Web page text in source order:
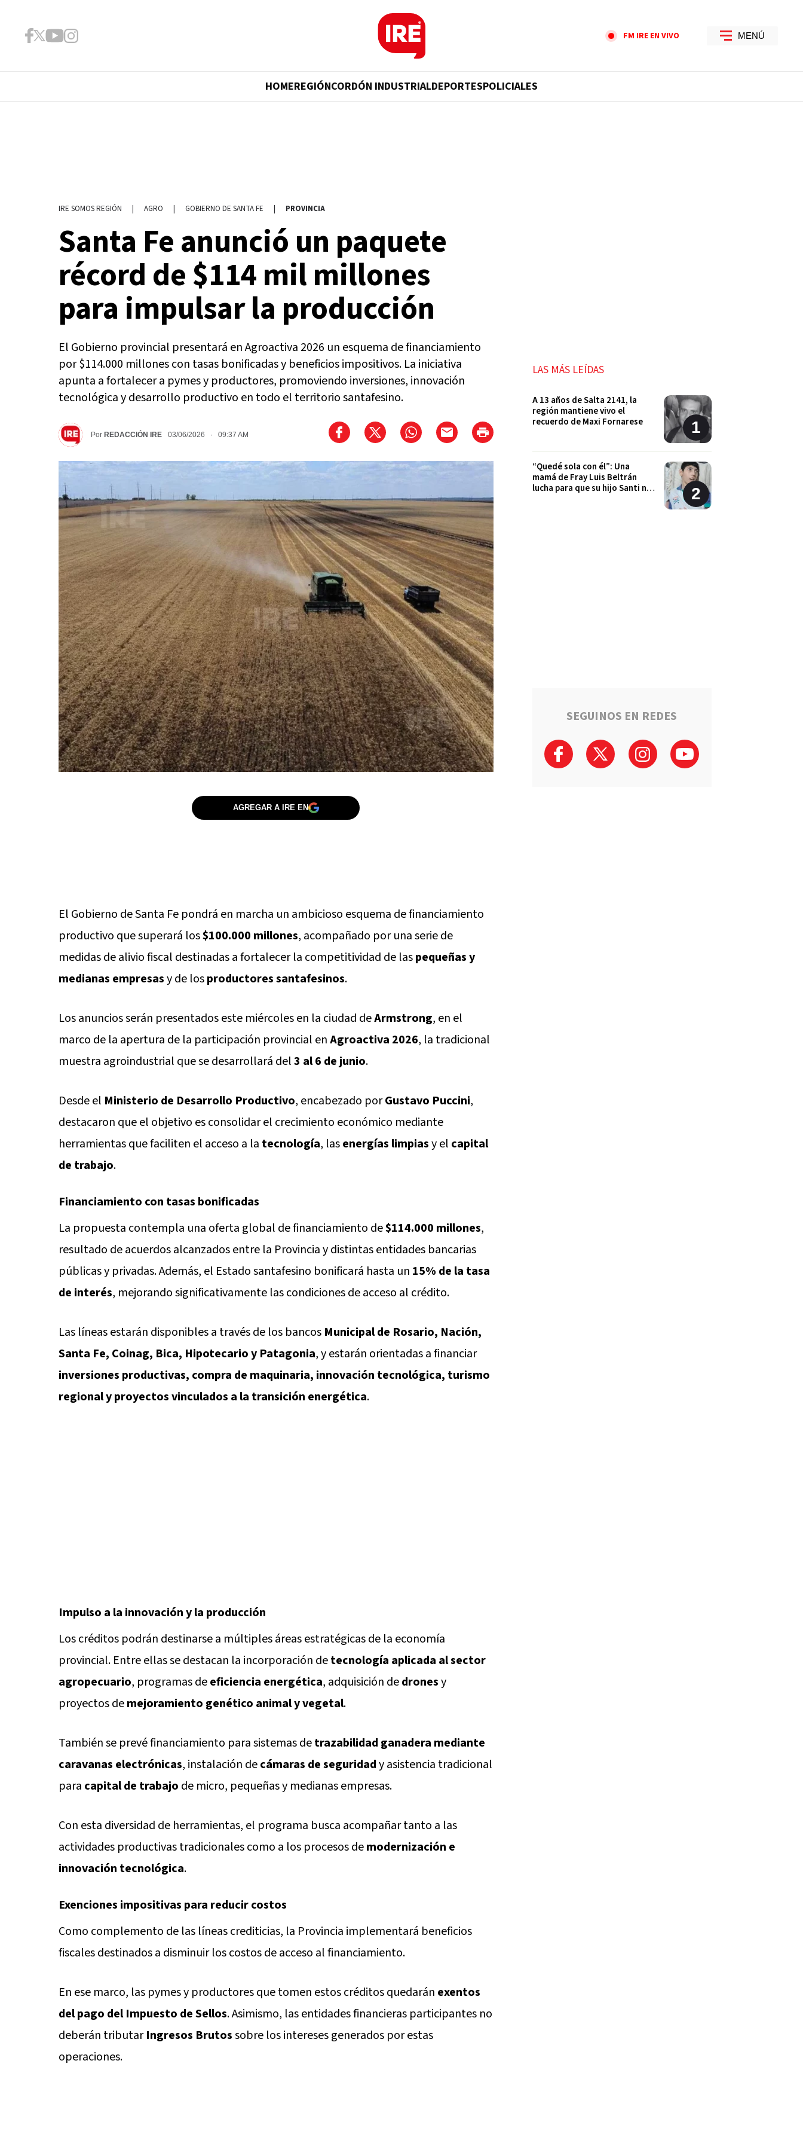
FM IRE EN VIVO MENÚ
HOMEREGIÓNCORDÓN INDUSTRIALDEPORTESPOLICIALES
IRE SOMOS REGIÓN | AGRO | GOBIERNO DE SANTA FE | PROVINCIA
Santa Fe anunció un paquete
récord de $114 mil millones
para impulsar la producción
El Gobierno provincial presentará en Agroactiva 2026 un esquema de financiamiento
por $114.000 millones con tasas bonificadas y beneficios impositivos. La iniciativa
apunta a fortalecer a pymes y productores, promoviendo inversiones, innovación
tecnológica y desarrollo productivo en todo el territorio santafesino.
Por REDACCIÓN IRE 03/06/2026 · 09:37 AM
AGREGAR A IRE EN
El Gobierno de Santa Fe pondrá en marcha un ambicioso esquema de financiamiento
productivo que superará los$100.000 millones, acompañado por una serie de
medidas de alivio fiscal destinadas a fortalecer la competitividad de laspequeñas y
medianas empresasy de losproductores santafesinos.
Los anuncios serán presentados este miércoles en la ciudad deArmstrong, en el
marco de la apertura de la participación provincial enAgroactiva 2026, la tradicional
muestra agroindustrial que se desarrollará del3 al 6 de junio.
Desde el Ministerio de Desarrollo Productivo, encabezado porGustavo Puccini,
destacaron que el objetivo es consolidar el crecimiento económico mediante
herramientas que faciliten el acceso a la tecnología, lasenergías limpiasy el capital
de trabajo.
Financiamiento con tasas bonificadas
La propuesta contempla una oferta global de financiamiento de$114.000 millones,
resultado de acuerdos alcanzados entre la Provincia y distintas entidades bancarias
públicas y privadas. Además, el Estado santafesino bonificará hasta un 15% de la tasa
de interés, mejorando significativamente las condiciones de acceso al crédito.
Las líneas estarán disponibles a través de los bancos Municipal de Rosario, Nación,
Santa Fe, Coinag, Bica, Hipotecario y Patagonia, y estarán orientadas a financiar
inversiones productivas, compra de maquinaria, innovación tecnológica, turismo
regional y proyectos vinculados a la transición energética.
Impulso a la innovación y la producción
Los créditos podrán destinarse a múltiples áreas estratégicas de la economía
provincial. Entre ellas se destacan la incorporación detecnología aplicada al sector
agropecuario, programas deeficiencia energética, adquisición dedronesy
proyectos demejoramiento genético animal y vegetal.
También se prevé financiamiento para sistemas detrazabilidad ganadera mediante
caravanas electrónicas, instalación decámaras de seguridady asistencia tradicional
para capital de trabajo de micro, pequeñas y medianas empresas.
Con esta diversidad de herramientas, el programa busca acompañar tanto a las
actividades productivas tradicionales como a los procesos demodernización e
innovación tecnológica.
Exenciones impositivas para reducir costos
Como complemento de las líneas crediticias, la Provincia implementará beneficios
fiscales destinados a disminuir los costos de acceso al financiamiento.
En ese marco, las pymes y productores que tomen estos créditos quedarán exentos
del pago del Impuesto de Sellos. Asimismo, las entidades financieras participantes no
deberán tributarIngresos Brutossobre los intereses generados por estas
operaciones.
LAS MÁS LEÍDAS
A 13 años de Salta 2141, la
región mantiene vivo el
recuerdo de Maxi Fornarese
“Quedé sola con él”: Una
mamá de Fray Luis Beltrán
lucha para que su hijo Santi no
SEGUINOS EN REDES